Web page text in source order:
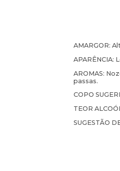
AMARGOR:
APARÊNCIA:
AROMAS:
passas.
COPO
TEOR
SUGESTÃO